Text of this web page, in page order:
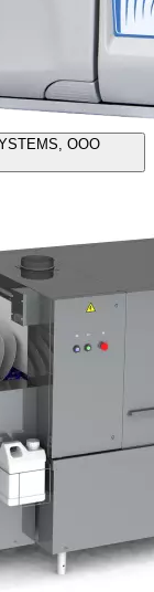
ООО